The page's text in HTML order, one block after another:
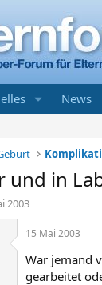
News
und in
2003
15 Mai 2003
War jemand
gearbeitet